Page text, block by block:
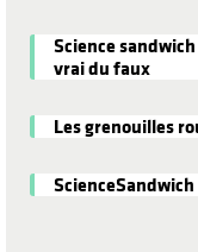
Science
vrai du faux
Les grenouilles